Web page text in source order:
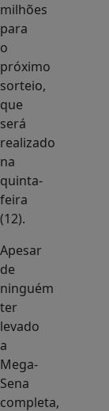
milhões
para
o
próximo
sorteio,
que
será
realizado
na
quinta-
feira
(12).
Apesar
de
ninguém
ter
levado
a
Mega-
Sena
completa,